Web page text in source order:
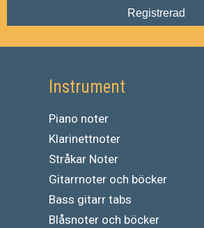
Registrerad
Instrument
Piano noter
Klarinettnoter
Stråkar Noter
Gitarrnoter och böcker
Bass gitarr tabs
Blåsnoter och böcker